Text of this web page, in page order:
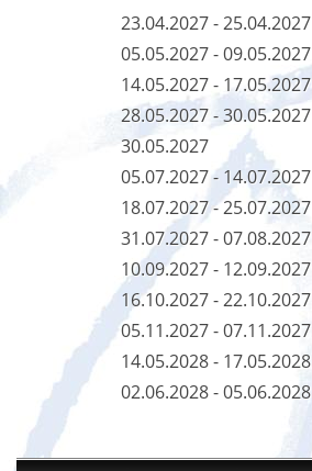
23.04.2027 - 25.04.2027
05.05.2027 - 09.05.2027
14.05.2027 - 17.05.2027
28.05.2027 - 30.05.2027
30.05.2027
05.07.2027 - 14.07.2027
18.07.2027 - 25.07.2027
31.07.2027 - 07.08.2027
10.09.2027 - 12.09.2027
16.10.2027 - 22.10.2027
05.11.2027 - 07.11.2027
14.05.2028 - 17.05.2028
02.06.2028 - 05.06.2028